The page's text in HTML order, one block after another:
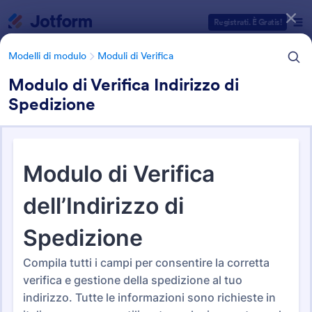
Registrati. È Gratis!
Modelli di modulo Moduli di Verifica
Modulo di Verifica Indirizzo di
Spedizione
Moduli di Verifica
53 Template
Categorie Template Moduli